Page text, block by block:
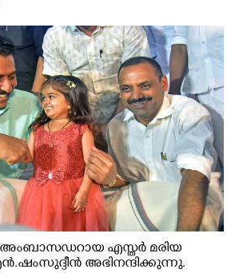
എസ്തർ മരിയ
അഭിനന്ദിക്കുന്നു.